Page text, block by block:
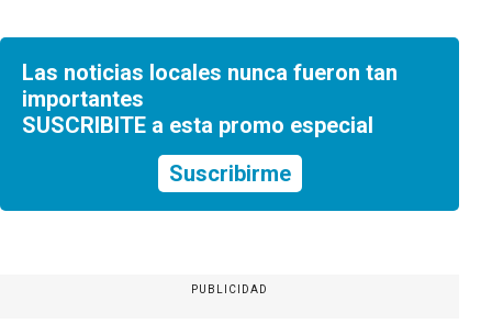
Las noticias locales nunca fueron tan
importantes
SUSCRIBITE a esta promo especial
Suscribirme
PUBLICIDAD